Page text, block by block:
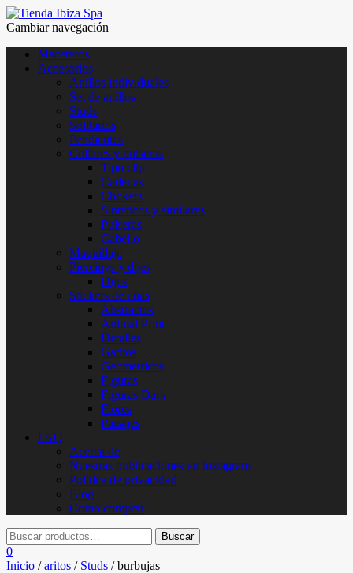
Cambiar navegación
Maceteros
Accesorios
Anillos individuales
Set de anillos
Studs
Solitarios
Pendientes
Collares y pulseras
Tipo clip
Cadenas
Chokers
Sintéticos y similares
Pulseras
Cabello
Maquillaje
Piercings y dijes
Dijes
Stickers de uñas
Abstractos
Animal Print
Detalles
Gatitos
Geometricos
Figuras
Figuras Dark
Flores
Paisajes
FAQ
Acerca de
Nuestras publicaciones en Instagram
Politica de privacidad
Blog
Como comprar
0
Inicio /aritos / Studs / burbujas